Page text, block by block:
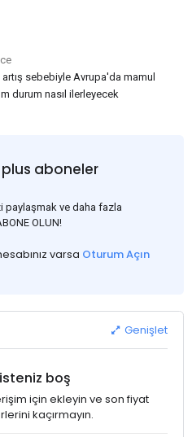
sebebiyle Avrupa'da mamul
durum nasıl ilerleyecek
aboneler
paylaşmak ve daha fazla
OLUN!
varsa Oturum Açın
Genişlet
boş
için ekleyin ve son fiyat
kaçırmayın.